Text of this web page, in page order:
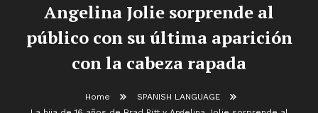
Angelina Jolie sorprende al
público con su última aparición
con la cabeza rapada
Home
SPANISH LANGUAGE